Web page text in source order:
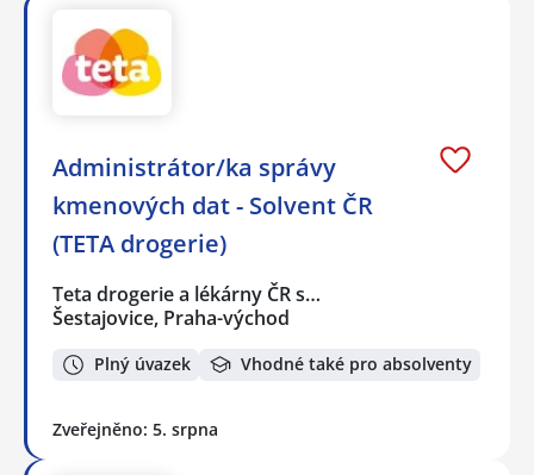
Administrátor/ka správy
kmenových dat - Solvent ČR
(TETA drogerie)
Teta drogerie a lékárny ČR s…
Šestajovice, Praha-východ
Plný úvazek Vhodné také pro absolventy
Zveřejněno: 5. srpna